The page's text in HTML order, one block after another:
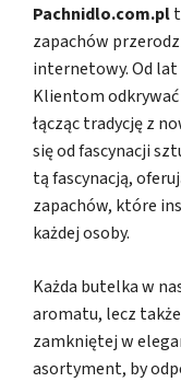
Pachnidlo.com.pl
zapachów
internetowy. Od
Klientom odkrywać
łącząc tradycję z
się od fascynacji
tą fascynacją,
zapachów, które
każdej osoby.
Każda butelka w
aromatu, lecz także
zamkniętej w
asortyment, by